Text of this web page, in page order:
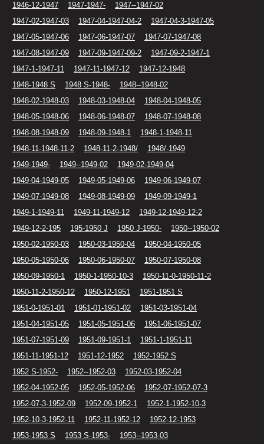
1946-12-1947
1947-1947-
1947--1947-02
1947-02-1947-03
1947-04-1947-04-2
1947-04-3-1947-05
1947-05-1947-06
1947-06-1947-07
1947-07-1947-08
1947-08-1947-09
1947-09-1947-09-2
1947-09-2-1947-1
1947-1-1947-11
1947-11-1947-12
1947-12-1948
1948-1948 S
1948 S-1948-
1948--1948-02
1948-02-1948-03
1948-03-1948-04
1948-04-1948-05
1948-05-1948-06
1948-06-1948-07
1948-07-1948-08
1948-08-1948-09
1948-09-1948-1
1948-1-1948-11
1948-11-1948-11-2
1948-11-2-1948/
1948/-1949
1949-1949-
1949--1949-02
1949-02-1949-04
1949-04-1949-05
1949-05-1949-06
1949-06-1949-07
1949-07-1949-08
1949-08-1949-09
1949-09-1949-1
1949-1-1949-11
1949-11-1949-12
1949-12-1949-12-2
1949-12-2-195
195-1950 J 1950 J-1950-
1950--1950-02
1950-02-1950-03
1950-03-1950-04
1950-04-1950-05
1950-05-1950-06
1950-06-1950-07
1950-07-1950-08
1950-09-1950-1
1950-1-1950-10-3
1950-11-0-1950-11-2
1950-11-2-1950-12
1950-12-1951
1951-1951 S
1951-0-1951-01
1951-01-1951-02
1951-03-1951-04
1951-04-1951-05
1951-05-1951-06
1951-06-1951-07
1951-07-1951-09
1951-09-1951-1
1951-1-1951-11
1951-11-1951-12
1951-12-1952
1952-1952 S
1952 S-1952-
1952--1952-03
1952-03-1952-04
1952-04-1952-05
1952-05-1952-06
1952-07-1952-07-3
1952-07-3-1952-09
1952-09-1952-1
1952-1-1952-10-3
1952-10-3-1952-11
1952-11-1952-12
1952-12-1953
1953-1953 S
1953 S-1953- 1953--1953-03